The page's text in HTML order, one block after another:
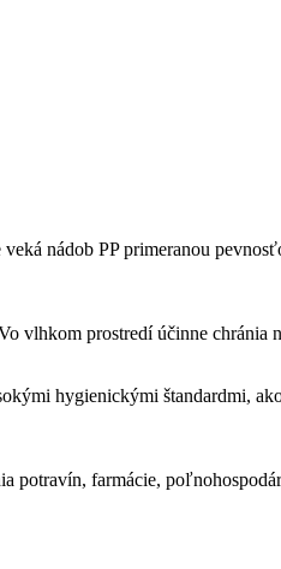
nádob PP primeranou
vlhkom prostredí účinne
hygienickými štandardmi,
potravín, farmácie,